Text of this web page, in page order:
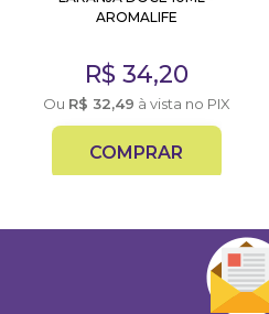
AROMALIFE
R$ 34,20
Ou R$ 32,49 à vista no PIX
COMPRAR